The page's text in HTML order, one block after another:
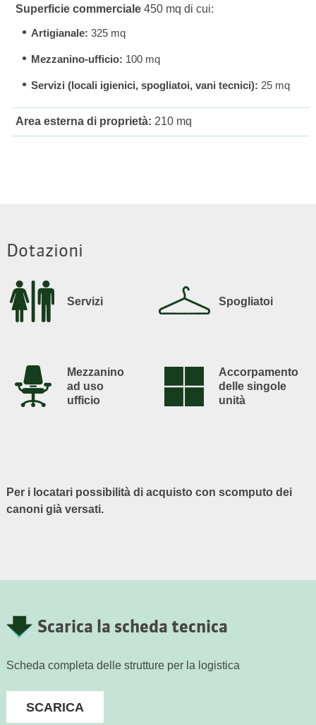
Superficie commerciale 450 mq di cui:
Artigianale: 325 mq
Mezzanino-ufficio: 100 mq
Servizi (locali igienici, spogliatoi, vani tecnici): 25 mq
Area esterna di proprietà: 210 mq
Dotazioni
Servizi Spogliatoi
Mezzanino
ad uso
ufficio
Accorpamento
delle singole
unità
Per i locatari possibilità di acquisto con scomputo dei
canoni già versati.
Scarica la scheda tecnica
Scheda completa delle strutture per la logistica
SCARICA